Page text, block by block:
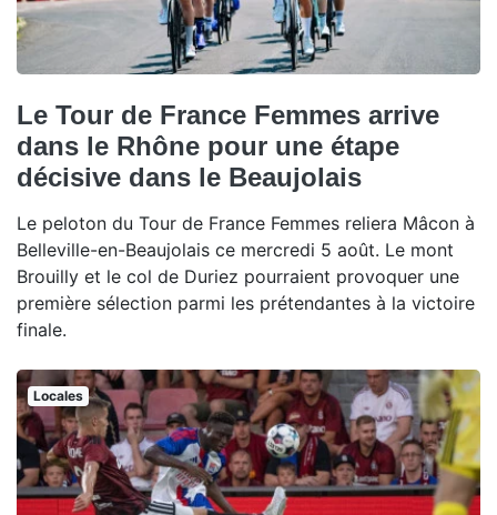
Le Tour de France Femmes arrive
dans le Rhône pour une étape
décisive dans le Beaujolais
Le peloton du Tour de France Femmes reliera Mâcon à
Belleville-en-Beaujolais ce mercredi 5 août. Le mont
Brouilly et le col de Duriez pourraient provoquer une
première sélection parmi les prétendantes à la victoire
finale.
Locales